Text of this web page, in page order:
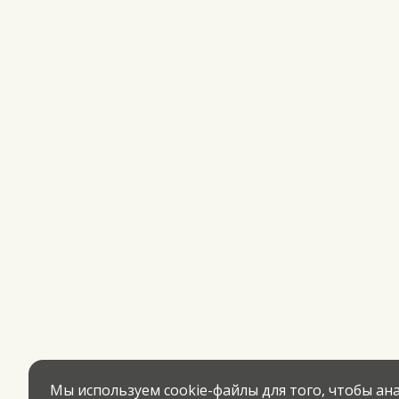
Мы используем cookie-файлы для того, чтобы